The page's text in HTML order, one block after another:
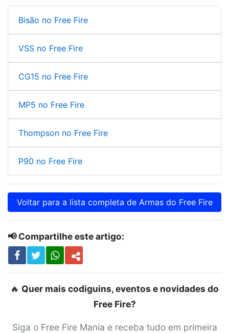
Bisão no Free Fire
VSS no Free Fire
CG15 no Free Fire
MP5 no Free Fire
Thompson no Free Fire
P90 no Free Fire
Voltar para a lista completa de Armas do Free Fire
📢 Compartilhe este artigo:
🔥 Quer mais codiguins, eventos e novidades do
Free Fire?
Siga o Free Fire Mania e receba tudo em primeira